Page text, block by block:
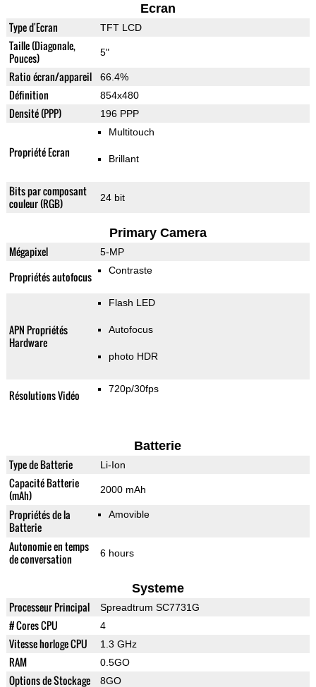
Ecran
Type d'Ecran TFT LCD
Taille (Diagonale,
Pouces)
5"
Ratio écran/appareil 66.4%
Définition 854x480
Densité (PPP) 196 PPP
Propriété Ecran
Multitouch
Brillant
Bits par composant
couleur (RGB)
24 bit
Primary Camera
Mégapixel 5-MP
Propriétés autofocus Contraste
APN Propriétés
Hardware
Flash LED
Autofocus
photo HDR
Résolutions Vidéo 720p/30fps
Batterie
Type de Batterie Li-Ion
Capacité Batterie
(mAh)
2000 mAh
Propriétés de la
Batterie
Amovible
Autonomie en temps
de conversation
6 hours
Systeme
Processeur Principal Spreadtrum SC7731G
# Cores CPU 4
Vitesse horloge CPU 1.3 GHz
RAM 0.5GO
Options de Stockage 8GO